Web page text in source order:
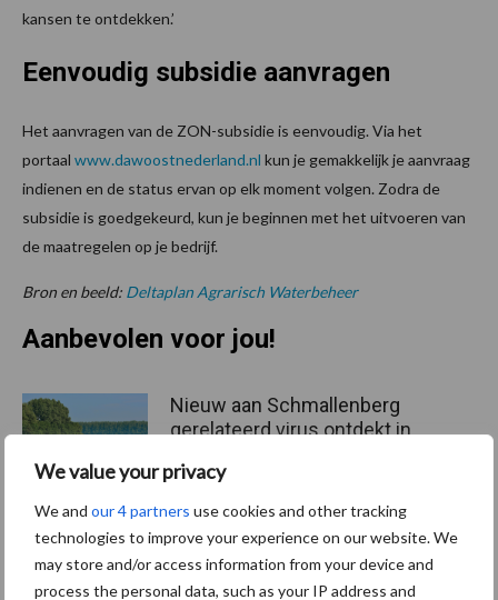
We value your privacy
We and our 4 partners use cookies and other tracking
technologies to improve your experience on our website. We
may store and/or access information from your device and
process the personal data, such as your IP address and
kansen te ontdekken.’
Eenvoudig subsidie aanvragen
Het aanvragen van de ZON-subsidie is eenvoudig. Via het
portaal www.dawoostnederland.nl kun je gemakkelijk je aanvraag
indienen en de status ervan op elk moment volgen. Zodra de
subsidie is goedgekeurd, kun je beginnen met het uitvoeren van
de maatregelen op je bedrijf.
Bron en beeld: Deltaplan Agrarisch Waterbeheer
Aanbevolen voor jou!
Nieuw aan Schmallenberg
gerelateerd virus ontdekt in
Tot 5 ton per wiel om
ondergrondverdichting te